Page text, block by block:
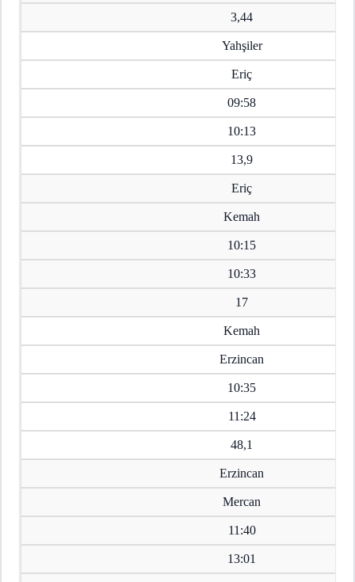
3,44
Yahşiler
Eriç
09:58
10:13
13,9
Eriç
Kemah
10:15
10:33
17
Kemah
Erzincan
10:35
11:24
48,1
Erzincan
Mercan
11:40
13:01